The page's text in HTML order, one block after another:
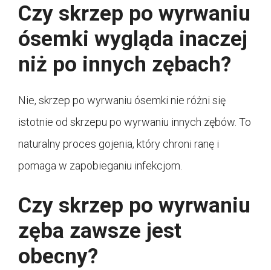
Czy skrzep po wyrwaniu
ósemki wygląda inaczej
niż po innych zębach?
Nie, skrzep po wyrwaniu ósemki nie różni się
istotnie od skrzepu po wyrwaniu innych zębów. To
naturalny proces gojenia, który chroni ranę i
pomaga w zapobieganiu infekcjom.
Czy skrzep po wyrwaniu
zęba zawsze jest
obecny?